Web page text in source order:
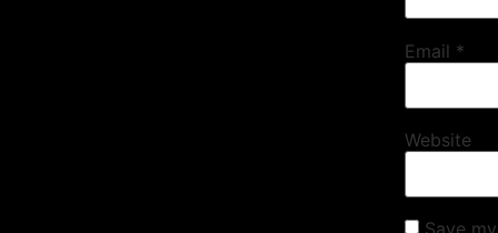
Email *
Website